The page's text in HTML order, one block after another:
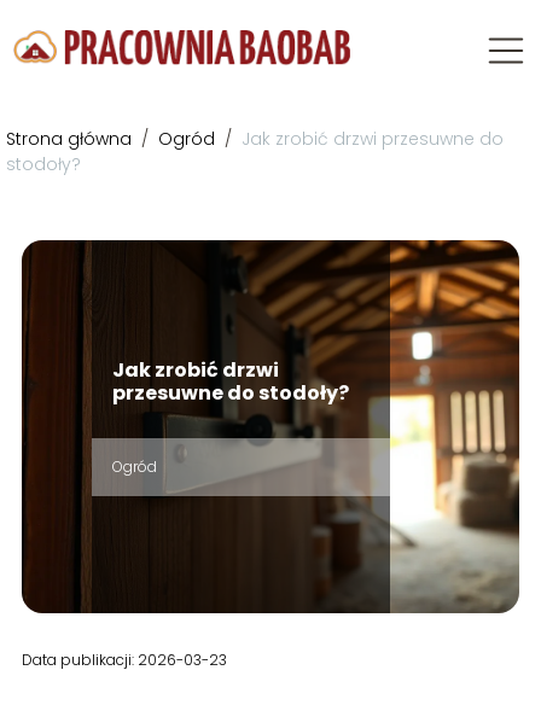
Strona główna / Ogród / Jak zrobić drzwi przesuwne do
stodoły?
Jak zrobić drzwi
przesuwne do stodoły?
Ogród
Data publikacji: 2026-03-23